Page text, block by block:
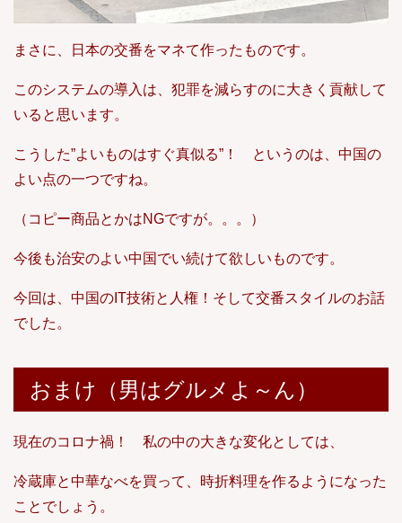
まさに、日本の交番をマネて作ったものです。
このシステムの導入は、犯罪を減らすのに大きく貢献して
いると思います。
こうした”よいものはすぐ真似る”！ というのは、中国の
よい点の一つですね。
（コピー商品とかはNGですが。。。）
今後も治安のよい中国でい続けて欲しいものです。
今回は、中国のIT技術と人権！そして交番スタイルのお話
でした。
おまけ（男はグルメよ～ん）
現在のコロナ禍！ 私の中の大きな変化としては、
冷蔵庫と中華なべを買って、時折料理を作るようになった
ことでしょう。